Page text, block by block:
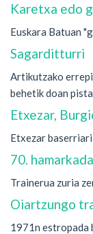
Karetxa edo
Euskara Batuan
Sagarditturri
Artikutzako
behetik doan
Etxezar,
Etxezar
70.
Trainerua zuria
Oiartzungo
1971n estropada